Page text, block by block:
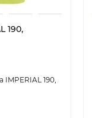
190,
IMPERIAL 190,